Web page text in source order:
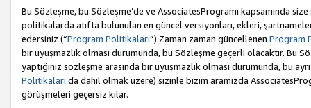
Bu Sözleşme, bu Sözleşme’de ve AssociatesProgramı kapsamında
politikalarda atıfta bulunulan en güncel versiyonları, ekleri,
edersiniz (“Program Politikaları”).Zaman zaman güncellenen Program
bir uyuşmazlık olması durumunda, bu Sözleşme geçerli olacaktır. Bu
yaptığınız sözleşme arasında bir uyuşmazlık olması durumunda, bu
Politikaları da dahil olmak üzere) sizinle bizim aramızda
görüşmeleri geçersiz kılar.